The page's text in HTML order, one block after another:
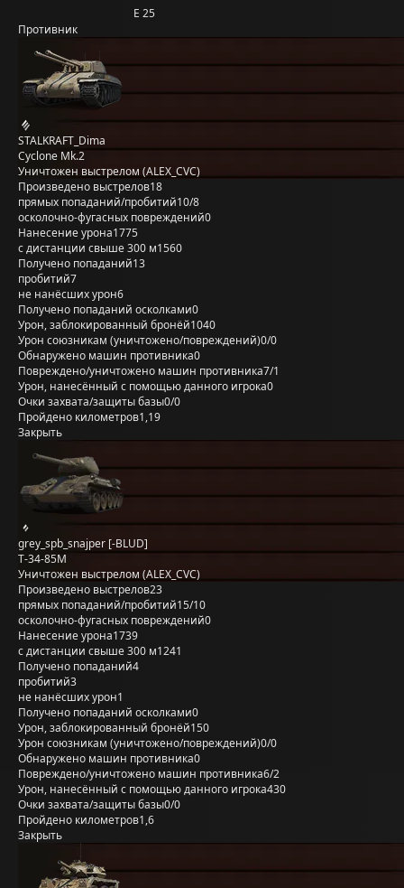
E 25
Противник
STALKRAFT_Dima
Cyclone Mk.2
Уничтожен выстрелом (ALEX_CVC)
Произведено выстрелов18
прямых попаданий/пробитий10/8
осколочно-фугасных повреждений0
Нанесение урона1775
с дистанции свыше 300 м1560
Получено попаданий13
пробитий7
не нанёсших урон6
Получено попаданий осколками0
Урон, заблокированный бронёй1040
Урон союзникам (уничтожено/повреждений)0/0
Обнаружено машин противника0
Повреждено/уничтожено машин противника7/1
Урон, нанесённый с помощью данного игрока0
Очки захвата/защиты базы0/0
Пройдено километров1,19
Закрыть
grey_spb_snajper [-BLUD]
Т-34-85М
Уничтожен выстрелом (ALEX_CVC)
Произведено выстрелов23
прямых попаданий/пробитий15/10
осколочно-фугасных повреждений0
Нанесение урона1739
с дистанции свыше 300 м1241
Получено попаданий4
пробитий3
не нанёсших урон1
Получено попаданий осколками0
Урон, заблокированный бронёй150
Урон союзникам (уничтожено/повреждений)0/0
Обнаружено машин противника0
Повреждено/уничтожено машин противника6/2
Урон, нанесённый с помощью данного игрока430
Очки захвата/защиты базы0/0
Пройдено километров1,6
Закрыть